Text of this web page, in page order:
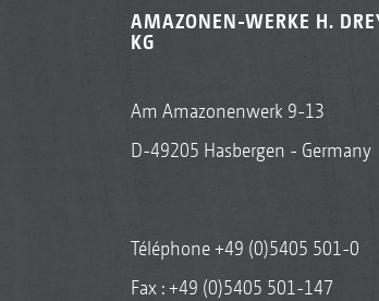
AMAZONEN-WERKE H.
KG
Am Amazonenwerk 9-13
D-49205 Hasbergen - Germany
Téléphone+49 (0)5405 501-0
Fax : +49 (0)5405 501-147